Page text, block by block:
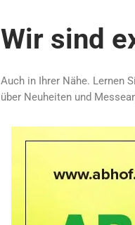
Wir sind
Auch in Ihrer Nähe. Lernen
über Neuheiten und